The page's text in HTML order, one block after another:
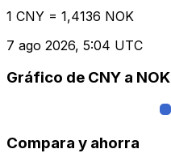
1 CNY = 1,4136 NOK
7 ago 2026, 5:04 UTC
Gráfico de CNY a NOK
Compara y ahorra